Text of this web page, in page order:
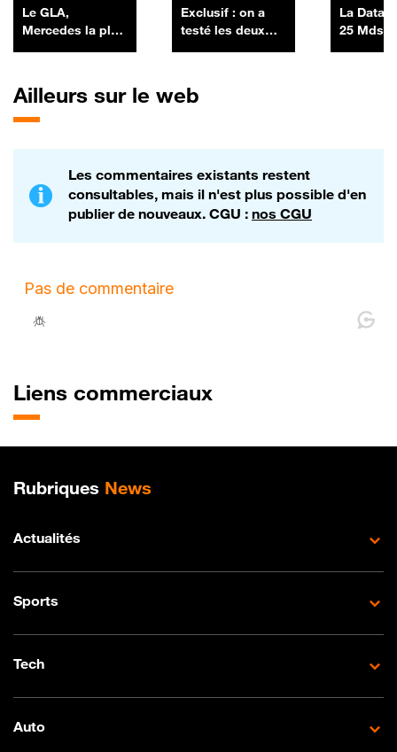
Le GLA,
Mercedes la plus
Exclusif : on a
testé les deux
La Data
25 Mds$
Ailleurs sur le web
Les commentaires existants restent
consultables, mais il n'est plus possible d'en
publier de nouveaux. CGU : nos CGU
Liens commerciaux
Plan de site
Rubriques News
Actualités
Sports
Tech
Auto